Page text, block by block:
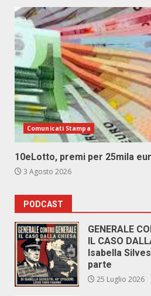
Comunicati Stampa
10eLotto, premi per 25mila
3 Agosto 2026
PODCAST
GENERALE
IL CASO
Isabella
parte
25 Luglio 2026